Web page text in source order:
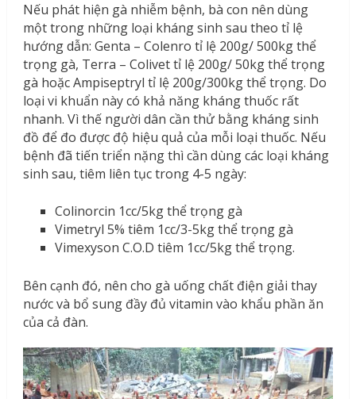
Nếu phát hiện gà nhiễm bệnh, bà con nên dùng
một trong những loại kháng sinh sau theo tỉ lệ
hướng dẫn: Genta – Colenro tỉ lệ 200g/ 500kg thể
trọng gà, Terra – Colivet tỉ lệ 200g/ 50kg thể trọng
gà hoặc Ampiseptryl tỉ lệ 200g/300kg thể trọng. Do
loại vi khuẩn này có khả năng kháng thuốc rất
nhanh. Vì thế người dân cần thử bằng kháng sinh
đồ để đo được độ hiệu quả của mỗi loại thuốc. Nếu
bệnh đã tiến triển nặng thì cần dùng các loại kháng
sinh sau, tiêm liên tục trong 4-5 ngày:
Colinorcin 1cc/5kg thể trọng gà
Vimetryl 5% tiêm 1cc/3-5kg thể trọng gà
Vimexyson C.O.D tiêm 1cc/5kg thể trọng.
Bên cạnh đó, nên cho gà uống chất điện giải thay
nước và bổ sung đầy đủ vitamin vào khẩu phần ăn
của cả đàn.